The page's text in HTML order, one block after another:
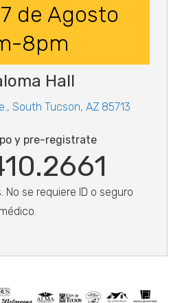
de Agosto
8pm
Hall
South Tucson, AZ 85713
y pre-registrate
se requiere ID o seguro
médico.